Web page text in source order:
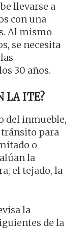
llevarse a
con una
Al mismo
se necesita
30 años.
LA ITE?
del inmueble,
tránsito para
o
la
el tejado, la
la
de la